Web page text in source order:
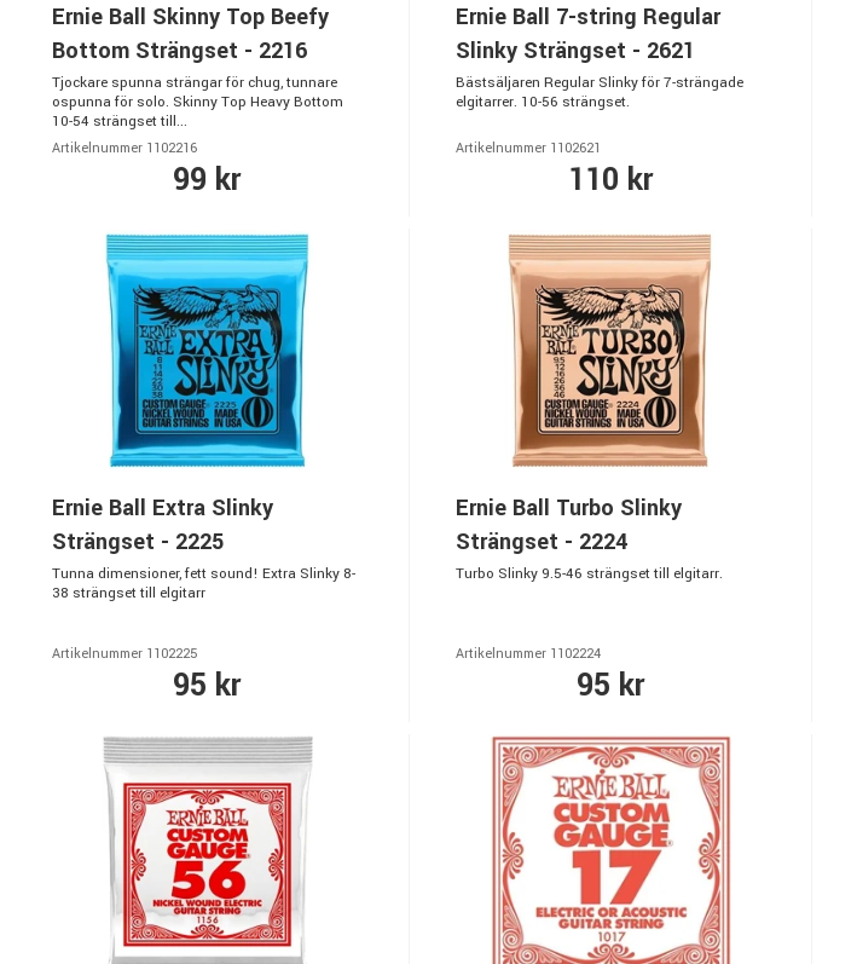
Ernie Ball Skinny Top Beefy
Bottom Strängset - 2216
Tjockare spunna strängar för chug, tunnare
ospunna för solo. Skinny Top Heavy Bottom
10-54 strängset till...
Artikelnummer 1102216
99 kr
Ernie Ball 7-string Regular
Slinky Strängset - 2621
Bästsäljaren Regular Slinky för 7-strängade
elgitarrer. 10-56 strängset.
Artikelnummer 1102621
110 kr
Ernie Ball Extra Slinky
Strängset - 2225
Tunna dimensioner, fett sound! Extra Slinky 8-
38 strängset till elgitarr
Artikelnummer 1102225
95 kr
Ernie Ball Turbo Slinky
Strängset - 2224
Turbo Slinky 9.5-46 strängset till elgitarr.
Artikelnummer 1102224
95 kr